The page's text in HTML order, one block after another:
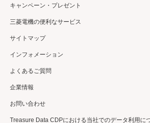
キャンペーン・プレゼント
三菱電機の便利なサービス
サイトマップ
インフォメーション
よくあるご質問
企業情報
お問い合わせ
Treasure Data CDPにおける当社でのデータ利用に